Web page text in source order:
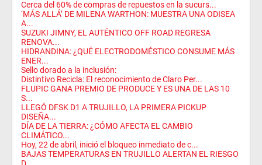
Cerca del 60% de compras de repuestos en la sucurs...
‘MÁS ALLÁ’ DE MILENA WARTHON: MUESTRA UNA ODISEA
A...
SUZUKI JIMNY, EL AUTÉNTICO OFF ROAD REGRESA
RENOVA...
HIDRANDINA: ¿QUÉ ELECTRODOMÉSTICO CONSUME MÁS
ENER...
Sello dorado a la inclusión:
Distintivo Recicla: El reconocimiento de Claro Per...
FLUPIC GANA PREMIO DE PRODUCE Y ES UNA DE LAS 10
S...
LLEGÓ DFSK D1 A TRUJILLO, LA PRIMERA PICKUP
DISEÑA...
DÍA DE LA TIERRA: ¿CÓMO AFECTA EL CAMBIO
CLIMÁTICO...
Hoy, 22 de abril, inició el bloqueo inmediato de c...
BAJAS TEMPERATURAS EN TRUJILLO ALERTAN EL RIESGO